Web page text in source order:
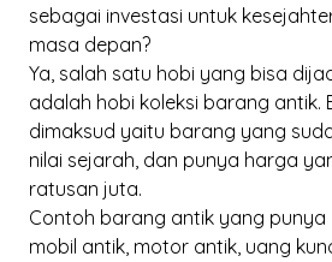
sebagai investasi untuk
masa depan?
Ya, salah satu hobi yang bisa
adalah hobi koleksi barang antik.
dimaksud yaitu barang yang
nilai sejarah, dan punya harga
ratusan juta.
Contoh barang antik yang punya
mobil antik, motor antik, uang